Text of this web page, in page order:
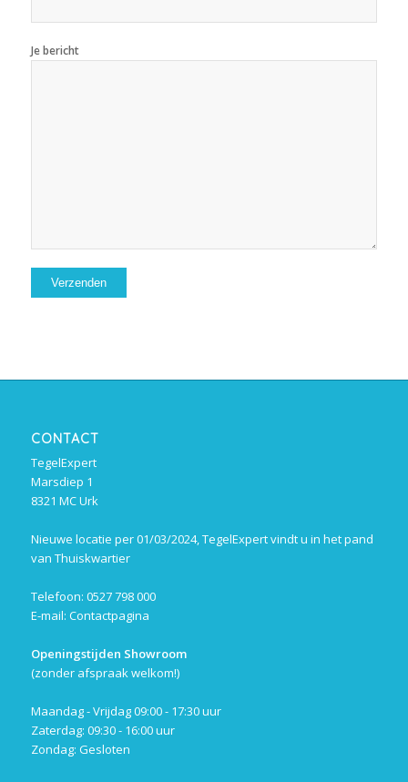
Je bericht
CONTACT
TegelExpert
Marsdiep 1
8321 MC Urk
Nieuwe locatie per 01/03/2024, TegelExpert vindt u in het pand
van Thuiskwartier
Telefoon: 0527 798 000
E-mail: Contactpagina
Openingstijden Showroom
(zonder afspraak welkom!)
Maandag - Vrijdag 09:00 - 17:30 uur
Zaterdag: 09:30 - 16:00 uur
Zondag: Gesloten